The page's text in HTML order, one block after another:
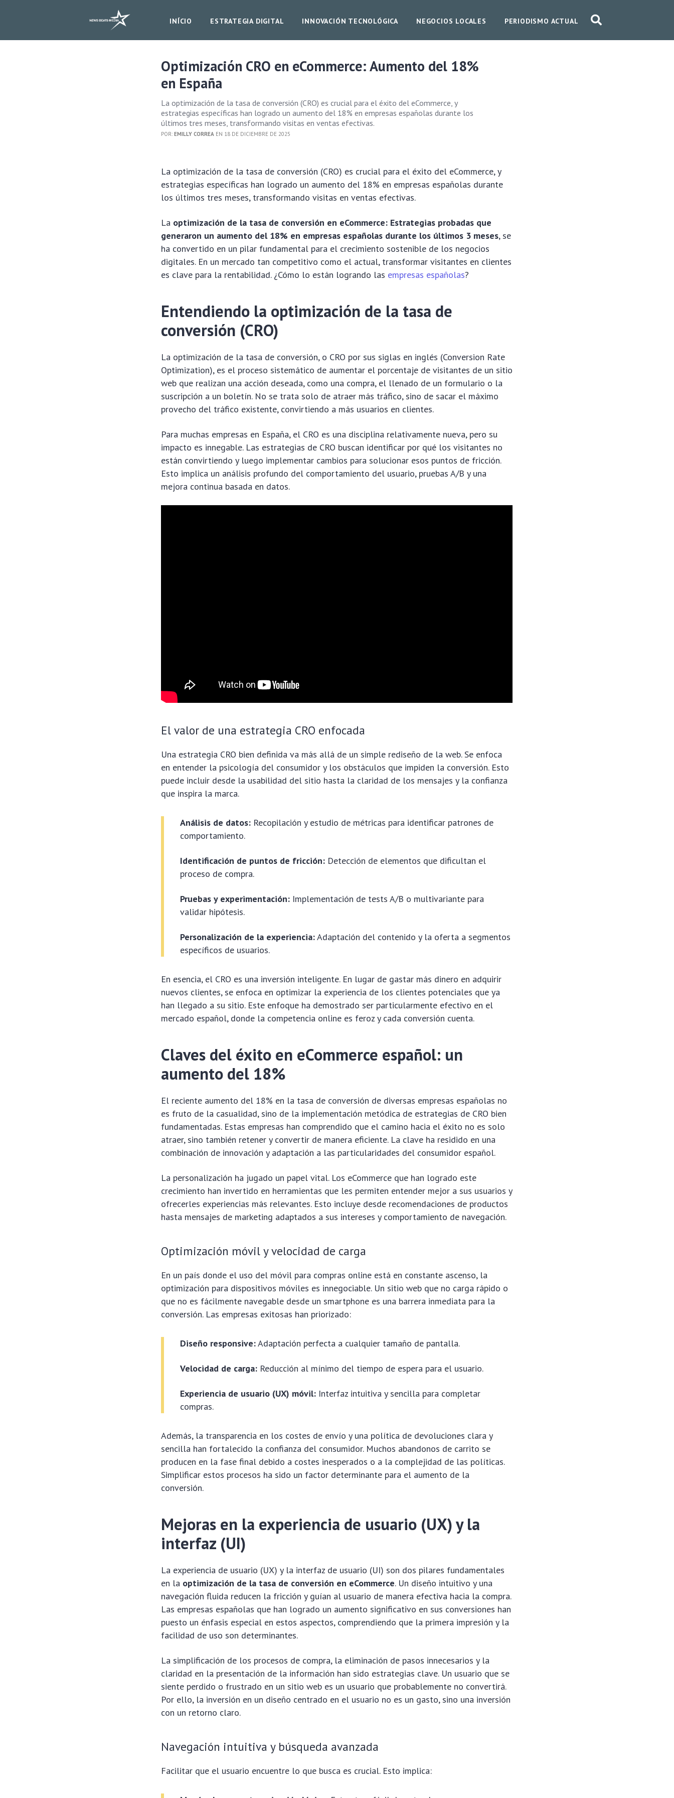
INÍCIO ESTRATEGIA DIGITAL INNOVACIÓN TECNOLÓGICA NEGOCIOS LOCALES PERIODISMO ACTUAL
Optimización CRO en eCommerce: Aumento del 18%
en España
La optimización de la tasa de conversión (CRO) es crucial para el éxito del eCommerce, y
estrategias específicas han logrado un aumento del 18% en empresas españolas durante los
últimos tres meses, transformando visitas en ventas efectivas.
POR:EMILLY CORREA EN 18 DE DICIEMBRE DE 2025
La optimización de la tasa de conversión (CRO) es crucial para el éxito del eCommerce, y
estrategias específicas han logrado un aumento del 18% en empresas españolas durante
los últimos tres meses, transformando visitas en ventas efectivas.
La optimización de la tasa de conversión en eCommerce: Estrategias probadas que
generaron un aumento del 18% en empresas españolas durante los últimos 3 meses, se
ha convertido en un pilar fundamental para el crecimiento sostenible de los negocios
digitales. En un mercado tan competitivo como el actual, transformar visitantes en clientes
es clave para la rentabilidad. ¿Cómo lo están logrando las empresas españolas?
Entendiendo la optimización de la tasa de
conversión (CRO)
La optimización de la tasa de conversión, o CRO por sus siglas en inglés (Conversion Rate
Optimization), es el proceso sistemático de aumentar el porcentaje de visitantes de un sitio
web que realizan una acción deseada, como una compra, el llenado de un formulario o la
suscripción a un boletín. No se trata solo de atraer más tráfico, sino de sacar el máximo
provecho del tráfico existente, convirtiendo a más usuarios en clientes.
Para muchas empresas en España, el CRO es una disciplina relativamente nueva, pero su
impacto es innegable. Las estrategias de CRO buscan identificar por qué los visitantes no
están convirtiendo y luego implementar cambios para solucionar esos puntos de fricción.
Esto implica un análisis profundo del comportamiento del usuario, pruebas A/B y una
mejora continua basada en datos.
El valor de una estrategia CRO enfocada
Una estrategia CRO bien definida va más allá de un simple rediseño de la web. Se enfoca
en entender la psicología del consumidor y los obstáculos que impiden la conversión. Esto
puede incluir desde la usabilidad del sitio hasta la claridad de los mensajes y la confianza
que inspira la marca.
Análisis de datos: Recopilación y estudio de métricas para identificar patrones de
comportamiento.
Identificación de puntos de fricción: Detección de elementos que dificultan el
proceso de compra.
Pruebas y experimentación: Implementación de tests A/B o multivariante para
validar hipótesis.
Personalización de la experiencia:Adaptación del contenido y la oferta a segmentos
específicos de usuarios.
En esencia, el CRO es una inversión inteligente. En lugar de gastar más dinero en adquirir
nuevos clientes, se enfoca en optimizar la experiencia de los clientes potenciales que ya
han llegado a su sitio. Este enfoque ha demostrado ser particularmente efectivo en el
mercado español, donde la competencia online es feroz y cada conversión cuenta.
Claves del éxito en eCommerce español: un
aumento del 18%
El reciente aumento del 18% en la tasa de conversión de diversas empresas españolas no
es fruto de la casualidad, sino de la implementación metódica de estrategias de CRO bien
fundamentadas. Estas empresas han comprendido que el camino hacia el éxito no es solo
atraer, sino también retener y convertir de manera eficiente. La clave ha residido en una
combinación de innovación y adaptación a las particularidades del consumidor español.
La personalización ha jugado un papel vital. Los eCommerce que han logrado este
crecimiento han invertido en herramientas que les permiten entender mejor a sus usuarios y
ofrecerles experiencias más relevantes. Esto incluye desde recomendaciones de productos
hasta mensajes de marketing adaptados a sus intereses y comportamiento de navegación.
Optimización móvil y velocidad de carga
En un país donde el uso del móvil para compras online está en constante ascenso, la
optimización para dispositivos móviles es innegociable. Un sitio web que no carga rápido o
que no es fácilmente navegable desde un smartphone es una barrera inmediata para la
conversión. Las empresas exitosas han priorizado:
Diseño responsive:Adaptación perfecta a cualquier tamaño de pantalla.
Velocidad de carga: Reducción al mínimo del tiempo de espera para el usuario.
Experiencia de usuario (UX) móvil: Interfaz intuitiva y sencilla para completar
compras.
Además, la transparencia en los costes de envío y una política de devoluciones clara y
sencilla han fortalecido la confianza del consumidor. Muchos abandonos de carrito se
producen en la fase final debido a costes inesperados o a la complejidad de las políticas.
Simplificar estos procesos ha sido un factor determinante para el aumento de la
conversión.
Mejoras en la experiencia de usuario (UX) y la
interfaz (UI)
La experiencia de usuario (UX) y la interfaz de usuario (UI) son dos pilares fundamentales
en la optimización de la tasa de conversión en eCommerce. Un diseño intuitivo y una
navegación fluida reducen la fricción y guían al usuario de manera efectiva hacia la compra.
Las empresas españolas que han logrado un aumento significativo en sus conversiones han
puesto un énfasis especial en estos aspectos, comprendiendo que la primera impresión y la
facilidad de uso son determinantes.
La simplificación de los procesos de compra, la eliminación de pasos innecesarios y la
claridad en la presentación de la información han sido estrategias clave. Un usuario que se
siente perdido o frustrado en un sitio web es un usuario que probablemente no convertirá.
Por ello, la inversión en un diseño centrado en el usuario no es un gasto, sino una inversión
con un retorno claro.
Navegación intuitiva y búsqueda avanzada
Facilitar que el usuario encuentre lo que busca es crucial. Esto implica: